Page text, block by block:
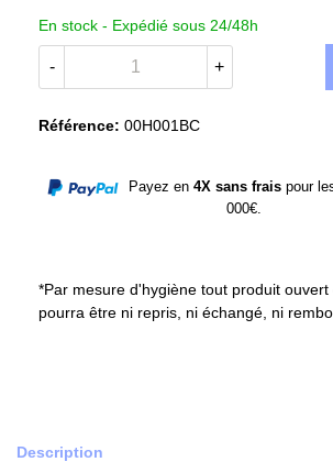
En stock - Expédié sous 24/48h
- +
Référence: 00H001BC
Payez en 4X sans fraispour
000€.
*Par mesure d'hygiène tout produit
pourra être ni repris, ni échangé, ni
Description